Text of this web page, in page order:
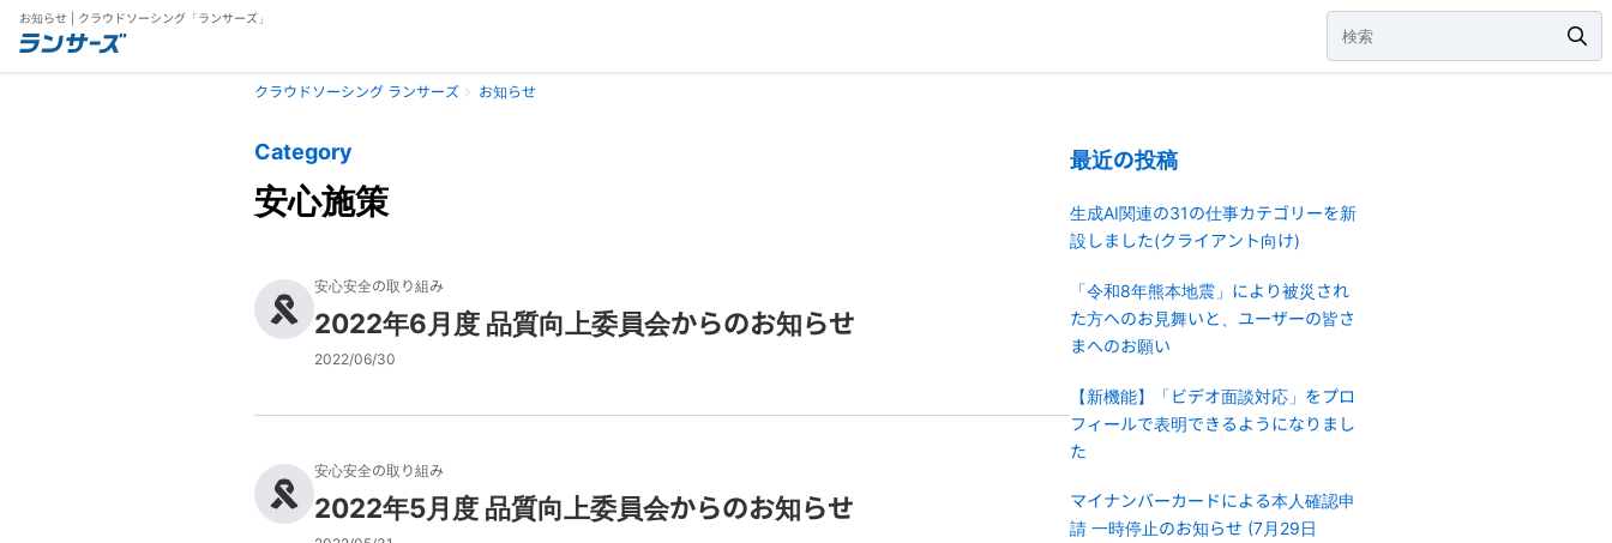
お知らせ | クラウドソーシング「ランサーズ」
クラウドソーシング ランサーズ お知らせ
Category
安心施策
安心安全の取り組み
2022年6月度 品質向上委員会からのお知らせ
2022/06/30
安心安全の取り組み
2022年5月度 品質向上委員会からのお知らせ
最近の投稿
生成AI関連の31の仕事カテゴリーを新
設しました(クライアント向け)
「令和8年熊本地震」により被災され
た方へのお見舞いと、ユーザーの皆さ
まへのお願い
【新機能】「ビデオ面談対応」をプロ
フィールで表明できるようになりまし
た
マイナンバーカードによる本人確認申
請 一時停止のお知らせ (7月29日